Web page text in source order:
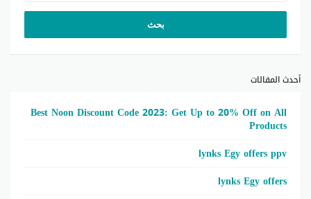
أحدث المقالات
Best Noon Discount Code 2023: Get Up to 20% Off on All
Products
lynks Egy offers ppv
lynks Egy offers